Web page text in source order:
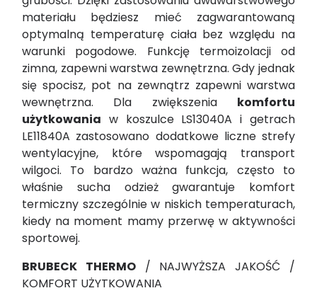
materiału będziesz mieć zagwarantowaną
optymalną temperaturę ciała bez względu na
warunki pogodowe. Funkcję termoizolacji od
zimna, zapewni warstwa zewnętrzna. Gdy jednak
się spocisz, pot na zewnątrz zapewni warstwa
wewnętrzna. Dla zwiększenia komfortu
użytkowania w koszulce LS13040A i getrach
LE11840A zastosowano dodatkowe liczne strefy
wentylacyjne, które wspomagają transport
wilgoci. To bardzo ważna funkcja, często to
właśnie sucha odzież gwarantuje komfort
termiczny szczególnie w niskich temperaturach,
kiedy na moment mamy przerwę w aktywności
sportowej.
BRUBECK THERMO/ NAJWYŻSZA JAKOŚĆ /
KOMFORT UŻYTKOWANIA